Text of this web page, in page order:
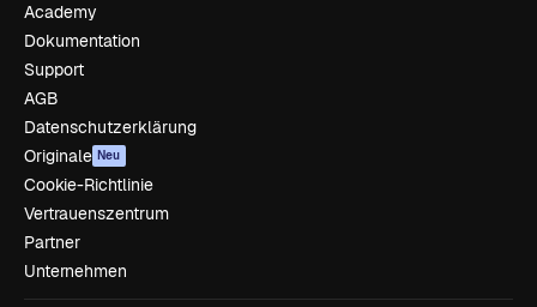
Academy
Dokumentation
Support
AGB
Datenschutzerklärung
Originale Neu
Cookie-Richtlinie
Vertrauenszentrum
Partner
Unternehmen